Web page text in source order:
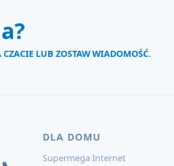
LUB ZOSTAW WIADOMOŚĆ.
DLA DOMU
Supermega Internet